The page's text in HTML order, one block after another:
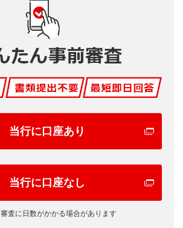
当行に口座あり
当行に口座なし
査に日数がかかる場合があります